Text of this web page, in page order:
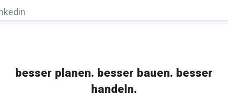
besser planen. besser bauen. besser
handeln.